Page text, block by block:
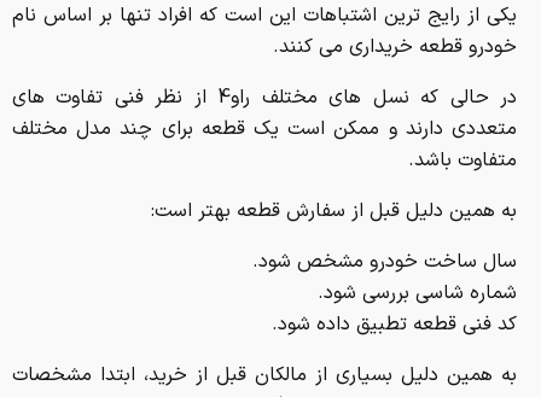
یکی از رایج ترین اشتباهات این است که افراد تنها بر اساس نام
خودرو قطعه خریداری می کنند.
در حالی که نسل های مختلف راو4 از نظر فنی تفاوت های
متعددی دارند و ممکن است یک قطعه برای چند مدل مختلف
متفاوت باشد.
به همین دلیل قبل از سفارش قطعه بهتر است:
سال ساخت خودرو مشخص شود.
شماره شاسی بررسی شود.
کد فنی قطعه تطبیق داده شود.
به همین دلیل بسیاری از مالکان قبل از خرید، ابتدا مشخصات